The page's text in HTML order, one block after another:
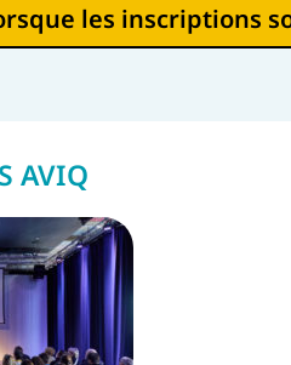
les inscriptions
AVIQ